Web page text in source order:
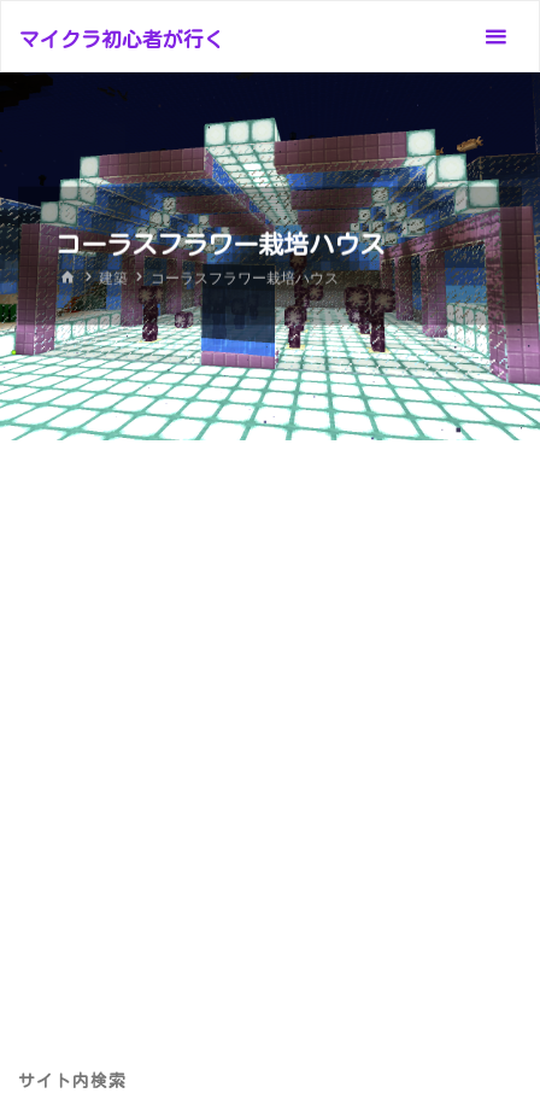
テ
ン
ツ
ス
キ
ッ
プ
マイクラ初心者が行く
コーラスフラワー栽培ハウス
ホ
ー
ム
建築 コーラスフラワー栽培ハウス
サイト内検索